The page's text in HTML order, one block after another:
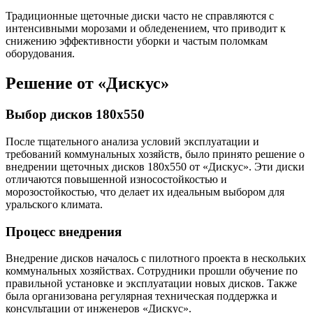
Традиционные щеточные диски часто не справляются с
интенсивными морозами и обледенением, что приводит к
снижению эффективности уборки и частым поломкам
оборудования.
Решение от «Дискус»
Выбор дисков 180х550
После тщательного анализа условий эксплуатации и
требований коммунальных хозяйств, было принято решение о
внедрении щеточных дисков 180х550 от «Дискус». Эти диски
отличаются повышенной износостойкостью и
морозостойкостью, что делает их идеальным выбором для
уральского климата.
Процесс внедрения
Внедрение дисков началось с пилотного проекта в нескольких
коммунальных хозяйствах. Сотрудники прошли обучение по
правильной установке и эксплуатации новых дисков. Также
была организована регулярная техническая поддержка и
консультации от инженеров «Дискус».